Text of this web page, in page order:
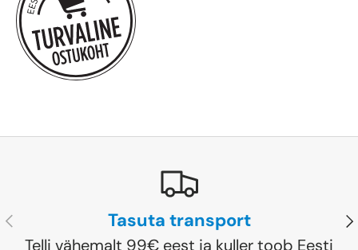
Eelmine Tasuta transport
Telli vähemalt 99€ eest ja kuller toob Eesti